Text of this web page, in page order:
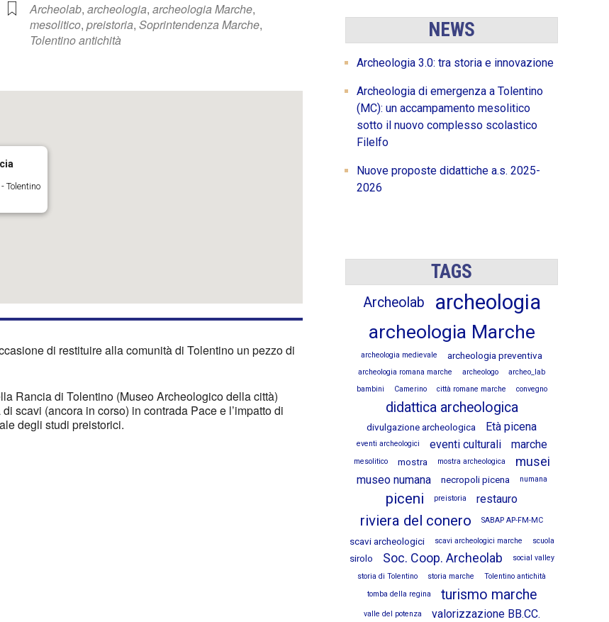
Archeolab, archeologia, archeologia Marche,
mesolitico, preistoria, Soprintendenza Marche,
Tolentino antichità
Tolentino
di restituire alla comunità di Tolentino un pezzo di
Rancia di Tolentino (Museo Archeologico della città)
scavi (ancora in corso) in contrada Pace e l’impatto di
degli studi preistorici.
NEWS
Archeologia 3.0: tra storia e innovazione
Archeologia di emergenza a Tolentino
(MC): un accampamento mesolitico
sotto il nuovo complesso scolastico
Filelfo
Nuove proposte didattiche a.s. 2025-
2026
TAGS
Archeolab archeologia
archeologia Marche
archeologia medievale archeologia preventiva
archeologia romana marche archeologo
archeo_lab
bambini
Camerino città romane marche convegno
didattica archeologica
divulgazione archeologica Età picena
eventi archeologici eventi culturali marche
mesolitico mostra mostra archeologica musei
museo numana necropoli picena numana
piceni preistoria restauro
riviera del conero SABAP AP-FM-MC
scavi archeologici scavi archeologici marche scuola
sirolo Soc. Coop. Archeolab
social valley
storia di Tolentino
storia marche
Tolentino antichità
tomba della regina
turismo marche
valle del potenza valorizzazione BB.CC.